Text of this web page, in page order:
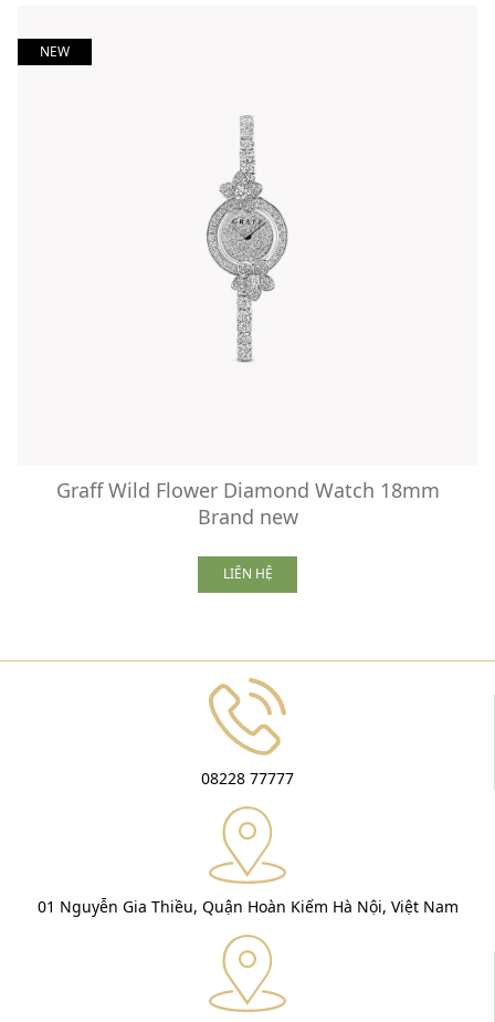
NEW
Graff Wild Flower Diamond Watch 18mm
Brand new
LIÊN HỆ
08228 77777
01 Nguyễn Gia Thiều, Quận Hoàn Kiếm Hà Nội, Việt Nam